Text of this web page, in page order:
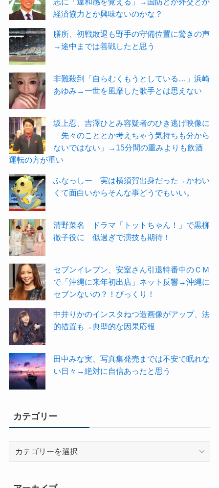
経済協力とか興味ないのかな？
膳所、初戦敗退も野手の守備位置に驚きの声
→途中までは善戦したと思う
非難殺到「自らむくもうとしている…」浜崎
あゆみ→一世を風靡した歌手とは思えない
坂上忍、吉澤ひとみ容疑者のひき逃げ映像に
「先々のこととか考えちゃう気持ちも分から
ないではない」→15分間の重みよりも飲酒
運転の方が重い
ふなっしー 実は横須賀出身だった→かわい
くて面白いからそんな事どうでもいい。
清野菜名 ドラマ「トットちゃん！」で黒柳
徹子役に 似過ぎで演技も期待！
セブンイレブン、安室さん引退特番中のＣＭ
で「沖縄に来年初出店」ネット反響→沖縄に
セブンないの？！びっくり！
中井りかのインスタねつ造画像がアップ、法
的措置も→典型的な因果応報
田中みな実、写真集発売までは不安で眠れな
い日々→絶対に自信あったと思う
カテゴリー
リ